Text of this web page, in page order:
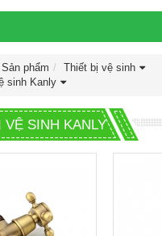
Sản phẩm
Thiết bị vệ sinh
sinh Kanly
VỆ SINH KANLY